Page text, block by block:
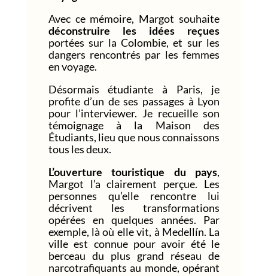
Avec ce mémoire, Margot souhaite
déconstruire les idées reçues
portées sur la Colombie, et sur les
dangers rencontrés par les femmes
en voyage.
Désormais étudiante à Paris, je
profite d’un de ses passages à Lyon
pour l’interviewer. Je recueille son
témoignage à la Maison des
Étudiants, lieu que nous connaissons
tous les deux.
L’ouverture touristique du pays,
Margot l’a clairement perçue. Les
personnes qu’elle rencontre lui
décrivent les transformations
opérées en quelques années. Par
exemple, là où elle vit, à Medellín. La
ville est connue pour avoir été le
berceau du plus grand réseau de
narcotrafiquants au monde, opérant